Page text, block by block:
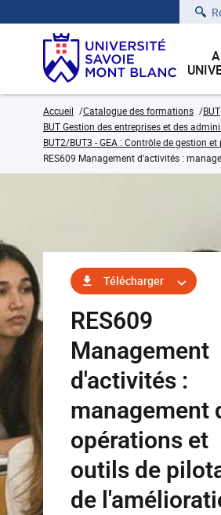
Accueil Catalogue des formations
BUT
BUT Gestion des entreprises et des
BUT2/BUT3 - GEA : Contrôle de gestion
RES609 Management d'activités :
Télécharger
RES609
Management
d'activités :
management
opérations et
outils de
de